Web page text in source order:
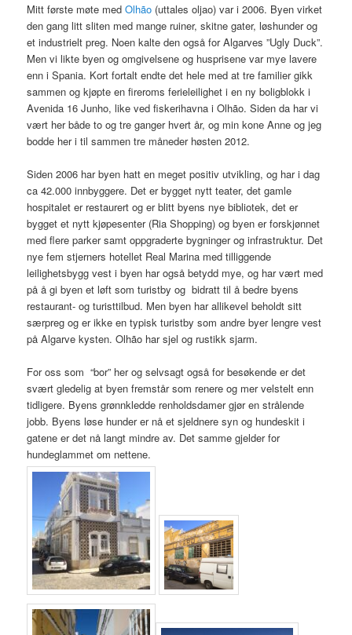
Mitt første møte medOlhão (uttales oljao) var i 2006. Byen virket
den gang litt sliten med mange ruiner, skitne gater, løshunder og
et industrielt preg. Noen kalte den også for Algarves ”Ugly Duck”.
Men vi likte byen og omgivelsene og husprisene var mye lavere
enn i Spania. Kort fortalt endte det hele med at tre familier gikk
sammen og kjøpte en fireroms ferieleilighet i en ny boligblokk i
Avenida 16 Junho, like ved fiskerihavna i Olhão. Siden da har vi
vært her både to og tre ganger hvert år, og min kone Anne og jeg
bodde her i til sammen tre måneder høsten 2012.
Siden 2006 har byen hatt en meget positiv utvikling, og har i dag
ca 42.000 innbyggere. Det er bygget nytt teater, det gamle
hospitalet er restaurert og er blitt byens nye bibliotek, det er
bygget et nytt kjøpesenter (Ria Shopping) og byen er forskjønnet
med flere parker samt oppgraderte bygninger og infrastruktur. Det
nye fem stjerners hotellet Real Marina med tilliggende
leilighetsbygg vest i byen har også betydd mye, og har vært med
på å gi byen et løft som turistby og bidratt til å bedre byens
restaurant- og turisttilbud. Men byen har allikevel beholdt sitt
særpreg og er ikke en typisk turistby som andre byer lengre vest
på Algarve kysten. Olhão har sjel og rustikk sjarm.
For oss som “bor” her og selvsagt også for besøkende er det
svært gledelig at byen fremstår som renere og mer velstelt enn
tidligere. Byens grønnkledde renholdsdamer gjør en strålende
jobb. Byens løse hunder er nå et sjeldnere syn og hundeskit i
gatene er det nå langt mindre av. Det samme gjelder for
hundeglammet om nettene.